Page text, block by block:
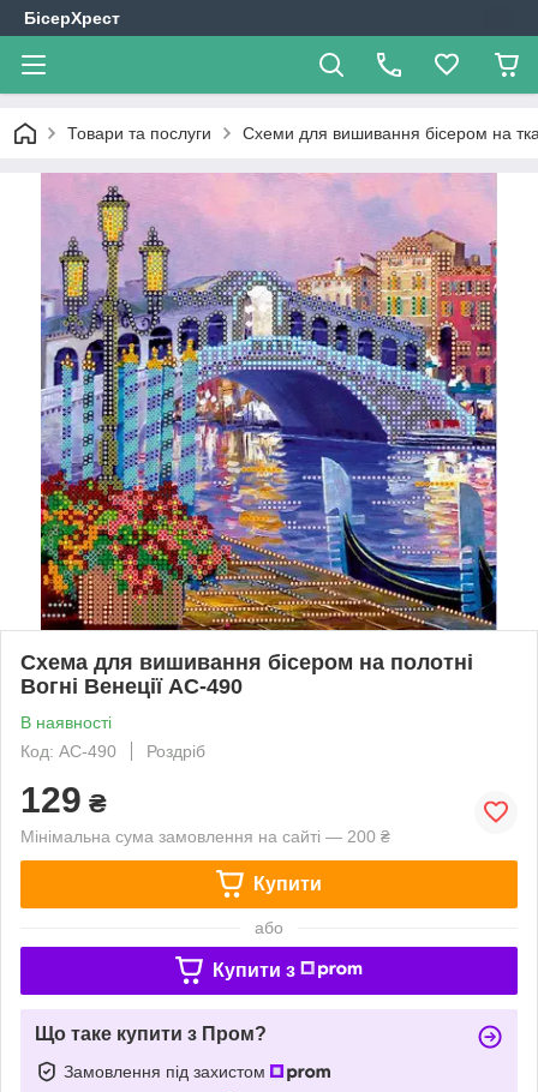
БісерХрест
Товари та послуги Схеми для вишивання бісером на
Схема для вишивання бісером на полотні
Вогні Венеції АС-490
В наявності
Код: АС-490
Роздріб
129 ₴
Мінімальна сума замовлення на сайті — 200 ₴
Купити
або
Купити з
Що таке купити з Пром?
Замовлення під захистом